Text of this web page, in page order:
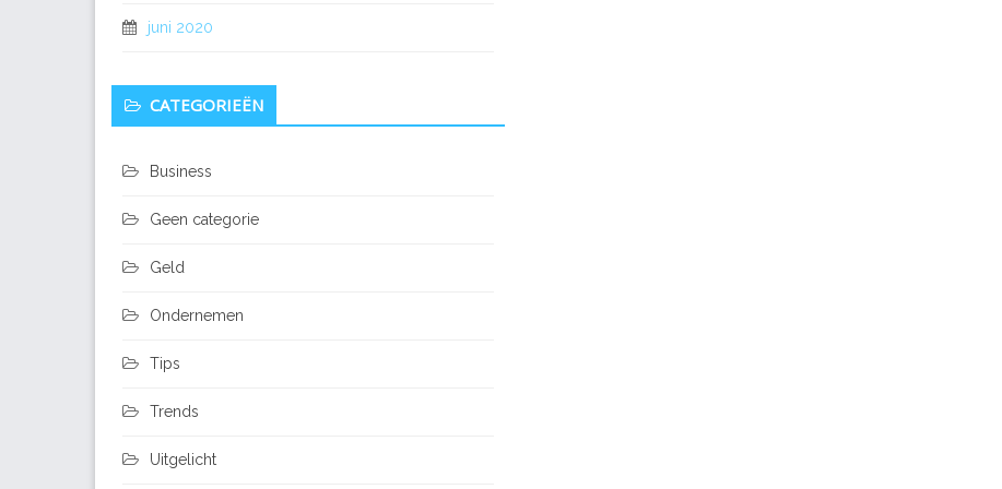
juni 2020
CATEGORIEËN
Business
Geen categorie
Geld
Ondernemen
Tips
Trends
Uitgelicht